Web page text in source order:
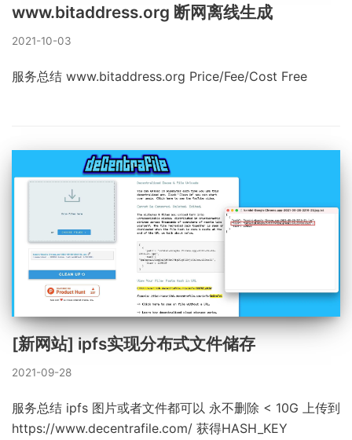
www.bitaddress.org 断网离线生成
2021-10-03
服务总结 www.bitaddress.org Price/Fee/Cost Free
[新网站] ipfs实现分布式文件储存
2021-09-28
服务总结 ipfs 图片或者文件都可以 永不删除 < 10G 上传到
https://www.decentrafile.com/ 获得HASH_KEY